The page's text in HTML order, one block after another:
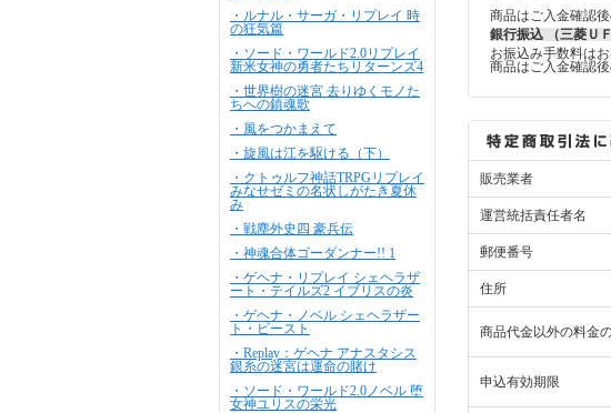
・ルナル・サーガ・リプレイ 時
の狂気篇
・ソード・ワールド2.0リプレイ
新米女神の勇者たちリターンズ4
・世界樹の迷宮 去りゆくモノた
ちへの鎮魂歌
・風をつかまえて
・旋風は江を駆ける（下）
・クトゥルフ神話TRPGリプレイ
みなせゼミの名状しがたき夏休
み
・戦塵外史四 豪兵伝
・神魂合体ゴーダンナー!! 1
・ゲヘナ・リプレイ シェヘラザ
ート・テイルズ2 イブリスの炎
・ゲヘナ・ノベル シェヘラザー
ト・ビースト
・Replay：ゲヘナ アナスタシス
銀糸の迷宮は運命の賭け
・ソード・ワールド2.0ノベル 堕
女神ユリスの栄光
商品はご入金確認後
銀行振込 （三菱Ｕ
お振込み手数料は
商品はご入金確認後
販売業者
運営統括責任者名
郵便番号
住所
商品代金以外の料金
申込有効期限